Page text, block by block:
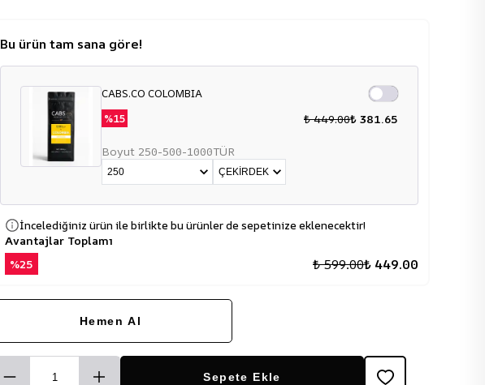
Bu ürün tam sana göre!
CABS.CO COLOMBIA
%15 ₺ 449.00₺ 381.65
Boyut 250-500-1000TÜR
İncelediğiniz ürün ile birlikte bu ürünler de sepetinize eklenecektir!
Avantajlar Toplamı
%25 ₺ 599.00₺ 449.00
Hemen Al
Sepete Ekle